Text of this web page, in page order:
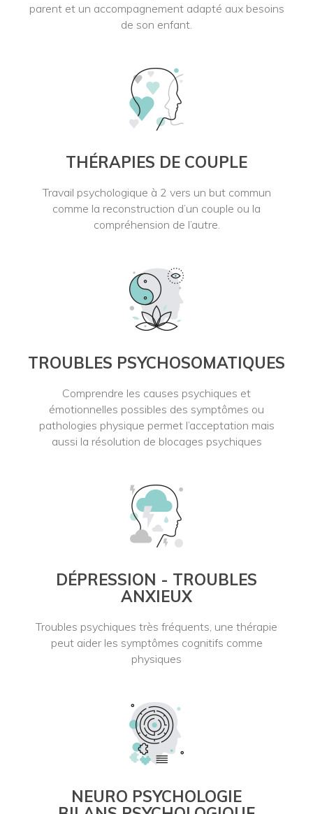
parent et un accompagnement adapté aux besoins
de son enfant.
THÉRAPIES DE COUPLE
Travail psychologique à 2 vers un but commun
comme la reconstruction d’un couple ou la
compréhension de l’autre.
TROUBLES PSYCHOSOMATIQUES
Comprendre les causes psychiques et
émotionnelles possibles des symptômes ou
pathologies physique permet l’acceptation mais
aussi la résolution de blocages psychiques
DÉPRESSION - TROUBLES
ANXIEUX
Troubles psychiques très fréquents, une thérapie
peut aider les symptômes cognitifs comme
physiques
NEURO PSYCHOLOGIE